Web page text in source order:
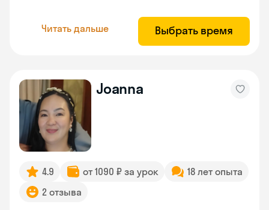
Читать дальше Выбрать время
Joanna
4.9 от 1090 ₽ за урок
18 лет опыта
2 отзыва